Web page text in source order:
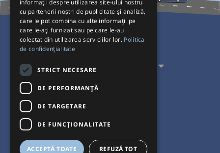
Pentru Călători
Pentru Transportatori
Interacționăm
Acceptăm plăți cu
informații despre utilizarea site-ului nostru
cu partenerii noștri de publicitate și analiză,
care le pot combina cu alte informații pe
care le-ați furnizat sau pe care le-au
colectat din utilizarea serviciilor lor. Politica
de confidențialitate
STRICT NECESARE
DE PERFORMANȚĂ
DE TARGETARE
DE FUNCŢIONALITATE
ACCEPTĂ TOATE REFUZĂ TOT